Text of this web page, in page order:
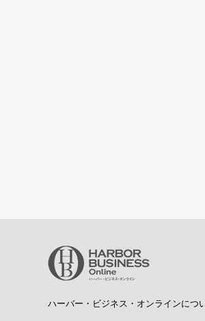
ハーバー・ビジネス・オンラインにつ